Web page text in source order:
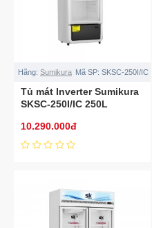
Hãng: Sumikura Mã SP: SKSC-250I/IC
Tủ mát Inverter Sumikura
SKSC-250I/IC 250L
10.290.000đ